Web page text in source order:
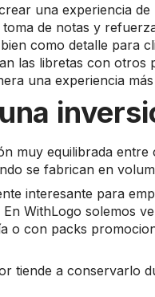
una experiencia de
de notas y
como detalle para
las libretas con
una experiencia
muy equilibrada
se fabrican en
interesante para
WithLogo solemos
o con packs
tiende a conservarlo